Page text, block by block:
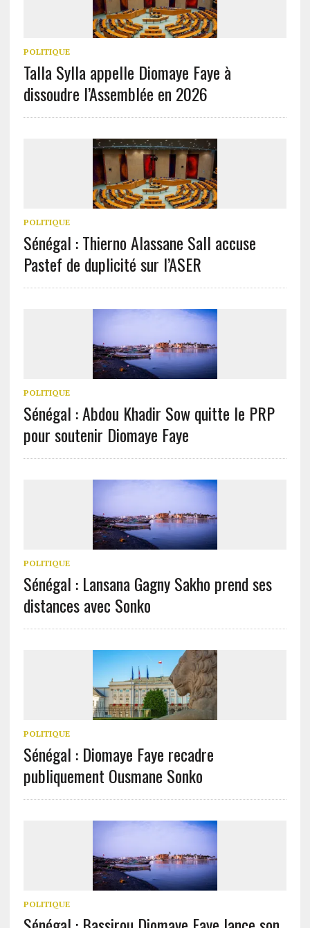
POLITIQUE
Talla Sylla appelle Diomaye Faye à
dissoudre l’Assemblée en 2026
POLITIQUE
Sénégal : Thierno Alassane Sall accuse
Pastef de duplicité sur l’ASER
POLITIQUE
Sénégal : Abdou Khadir Sow quitte le PRP
pour soutenir Diomaye Faye
POLITIQUE
Sénégal : Lansana Gagny Sakho prend ses
distances avec Sonko
POLITIQUE
Sénégal : Diomaye Faye recadre
publiquement Ousmane Sonko
POLITIQUE